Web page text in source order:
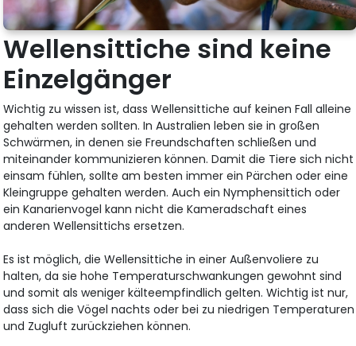
Wellensittiche sind keine
Einzelgänger
Wichtig zu wissen ist, dass Wellensittiche auf keinen Fall alleine
gehalten werden sollten. In Australien leben sie in großen
Schwärmen, in denen sie Freundschaften schließen und
miteinander kommunizieren können. Damit die Tiere sich nicht
einsam fühlen, sollte am besten immer ein Pärchen oder eine
Kleingruppe gehalten werden. Auch ein Nymphensittich oder
ein Kanarienvogel kann nicht die Kameradschaft eines
anderen Wellensittichs ersetzen.
Es ist möglich, die Wellensittiche in einer Außenvoliere zu
halten, da sie hohe Temperaturschwankungen gewohnt sind
und somit als weniger kälteempfindlich gelten. Wichtig ist nur,
dass sich die Vögel nachts oder bei zu niedrigen Temperaturen
und Zugluft zurückziehen können.